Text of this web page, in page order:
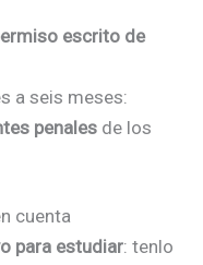
escrito de
a seis meses:
penales de los
cuenta
para estudiar: tenlo